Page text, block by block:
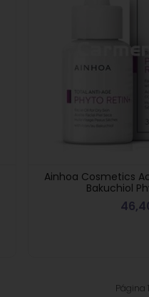
Ainhoa Cosmetics
Bakuchiol
Página